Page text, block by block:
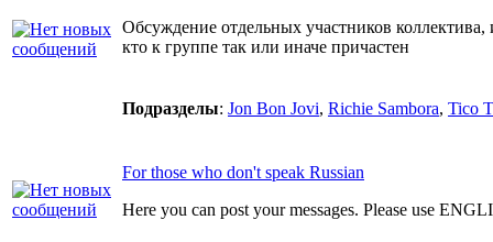
Обсуждение отдельных участников
кто к группе так или иначе причастен
Подразделы: Jon Bon Jovi, Richie Sambora, Tico
For those who don't speak Russian
Here you can post your messages. Please use